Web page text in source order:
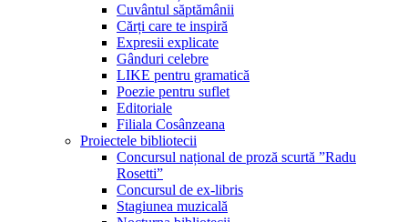
Cuvântul săptămânii
Cărți care te inspiră
Expresii explicate
Gânduri celebre
LIKE pentru gramatică
Poezie pentru suflet
Editoriale
Filiala Cosânzeana
Proiectele bibliotecii
Concursul național de proză scurtă ”Radu
Rosetti”
Concursul de ex-libris
Stagiunea muzicală